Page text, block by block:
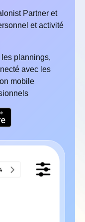
Partner et
et activité
plannings,
avec les
mobile